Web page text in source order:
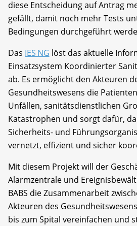
diese Entscheidung auf Antrag
gefällt, damit noch mehr Tests
Bedingungen durchgeführt
Das IES NG löst das aktuelle
Einsatzsystem Koordinierter
ab. Es ermöglicht den Akteuren
Gesundheitswesens die
Unfällen, sanitätsdienstlichen
Katastrophen und sorgt dafür,
Sicherheits- und
vernetzt, effizient und sicher
Mit diesem Projekt will der
Alarmzentrale und
BABS die Zusammenarbeit
Akteuren des
bis zum Spital vereinfachen und